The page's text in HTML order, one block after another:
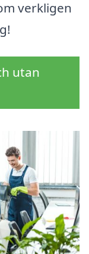
verkligen
utan